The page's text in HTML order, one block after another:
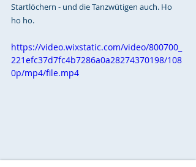
Startlöchern - und die Tanzwütigen auch. Ho
ho ho.
https://video.wixstatic.com/video/800700_
221efc37d7fc4b7286a0a28274370198/108
0p/mp4/file.mp4